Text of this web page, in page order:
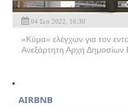
04 Σεπ 2022, 16:30
«Κύμα» ελέγχων για τον
Ανεξάρτητη Αρχή
AIRBNB